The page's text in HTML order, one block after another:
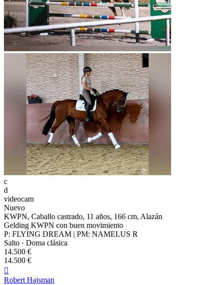
c
d
videocam
Nuevo
KWPN, Caballo castrado, 11 años, 166 cm, Alazán
Gelding KWPN con buen movimiento
P: FLYING DREAM | PM: NAMELUS R
Salto · Doma clásica
14.500 €
14.500 €

Robert Hajsman